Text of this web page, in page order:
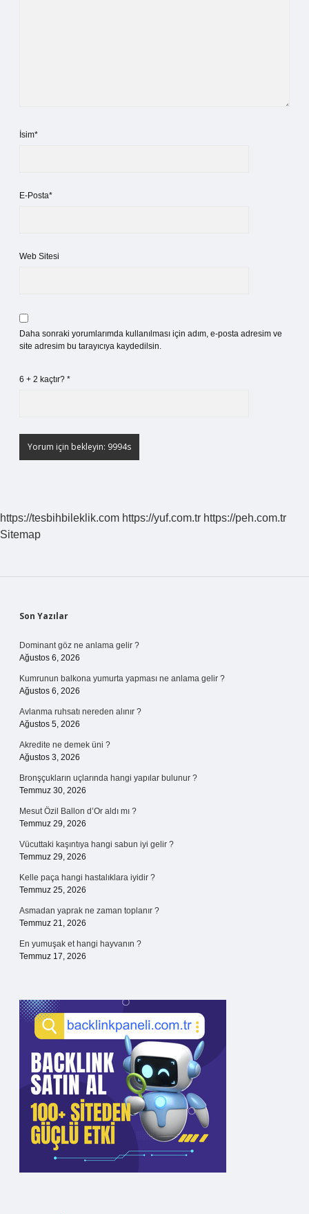
İsim*
E-Posta*
Web Sitesi
Daha sonraki yorumlarımda kullanılması için adım, e-posta adresim ve
site adresim bu tarayıcıya kaydedilsin.
6 + 2 kaçtır? *
https://tesbihbileklik.com https://yuf.com.tr https://peh.com.tr
Sitemap
Sidebar
Son Yazılar
Dominant göz ne anlama gelir ?
Ağustos 6, 2026
Kumrunun balkona yumurta yapması ne anlama gelir ?
Ağustos 6, 2026
Avlanma ruhsatı nereden alınır ?
Ağustos 5, 2026
Akredite ne demek üni ?
Ağustos 3, 2026
Bronşçukların uçlarında hangi yapılar bulunur ?
Temmuz 30, 2026
Mesut Özil Ballon d’Or aldı mı ?
Temmuz 29, 2026
Vücuttaki kaşıntıya hangi sabun iyi gelir ?
Temmuz 29, 2026
Kelle paça hangi hastalıklara iyidir ?
Temmuz 25, 2026
Asmadan yaprak ne zaman toplanır ?
Temmuz 21, 2026
En yumuşak et hangi hayvanın ?
Temmuz 17, 2026